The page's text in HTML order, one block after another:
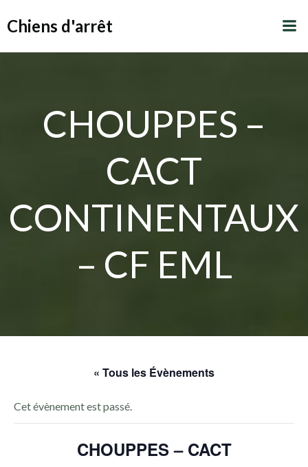
Chiens d'arrêt
CHOUPPES –
CACT
CONTINENTAUX
– CF EML
« Tous les Évènements
Cet évènement est passé.
CHOUPPES – CACT